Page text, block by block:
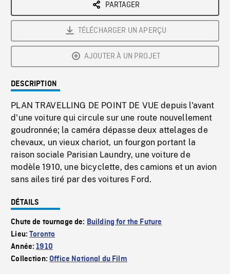
PARTAGER
TÉLÉCHARGER UN APERÇU
AJOUTER À UN PROJET
DESCRIPTION
PLAN TRAVELLING DE POINT DE VUE depuis l'avant
d'une voiture qui circule sur une route nouvellement
goudronnée; la caméra dépasse deux attelages de
chevaux, un vieux chariot, un fourgon portant la
raison sociale Parisian Laundry, une voiture de
modèle 1910, une bicyclette, des camions et un avion
sans ailes tiré par des voitures Ford.
DÉTAILS
Chute de tournage de: Building for the Future
Lieu:Toronto
Année:1910
Collection:Office National du Film